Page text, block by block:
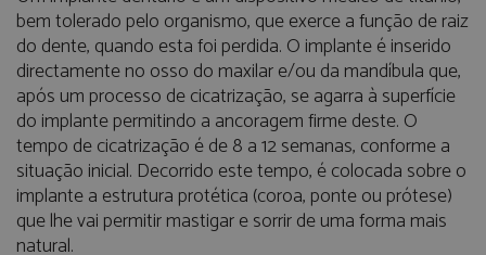
bem tolerado pelo organismo, que exerce a função de raiz
do dente, quando esta foi perdida. O implante é inserido
directamente no osso do maxilar e/ou da mandíbula que,
após um processo de cicatrização, se agarra à superfície
do implante permitindo a ancoragem firme deste. O
tempo de cicatrização é de 8 a 12 semanas, conforme a
situação inicial. Decorrido este tempo, é colocada sobre o
implante a estrutura protética (coroa, ponte ou prótese)
que lhe vai permitir mastigar e sorrir de uma forma mais
natural.